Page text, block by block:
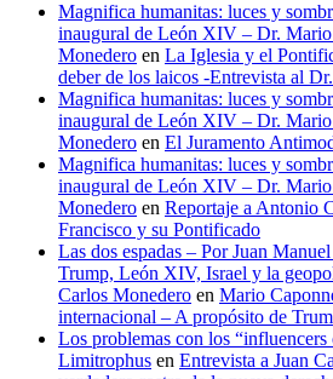
Magnifica humanitas: luces y
inaugural de León XIV – Dr. Mario
Monedero en La Iglesia y el
deber de los laicos -Entrevista al
Magnifica humanitas: luces y
inaugural de León XIV – Dr. Mario
Monedero en El Juramento
Magnifica humanitas: luces y
inaugural de León XIV – Dr. Mario
Monedero en Reportaje a Antonio
Francisco y su Pontificado
Las dos espadas – Por Juan
Trump, León XIV, Israel y la
Carlos Monedero en Mario
internacional – A propósito de
Los problemas con los
Limitrophus en Entrevista a Juan